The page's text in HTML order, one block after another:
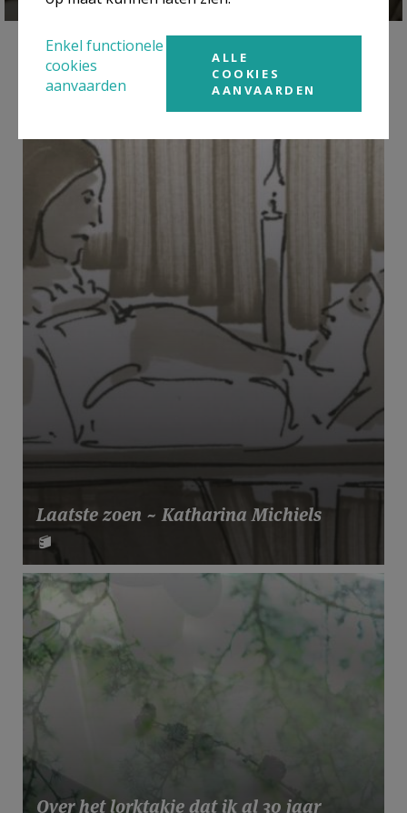
Overige verhalen
Laatste zoen ~ Katharina Michiels
Over het lorktakje dat ik al 30 jaar
Enkel functionele
cookies
aanvaarden
ALLE
COOKIES
AANVAARDEN